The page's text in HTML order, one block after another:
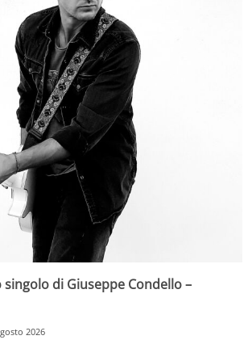
singolo di Giuseppe Condello –
2026